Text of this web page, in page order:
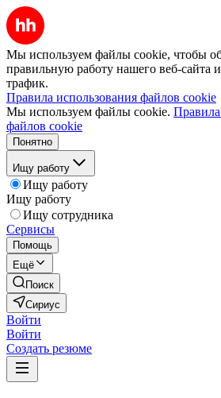
Мы используем файлы cookie, чтобы
правильную работу нашего веб-сайта
трафик.
Правила использования файлов cookie
Мы используем файлы cookie.
файлов cookie
Понятно
Ищу работу
Ищу работу
Ищу работу
Ищу сотрудника
Сервисы
Помощь
Ещё
Поиск
Сириус
Войти
Войти
Создать резюме